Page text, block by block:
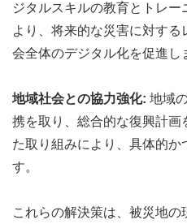
ジタルスキルの教育とトレ
より、将来的な災害に対す
会全体のデジタル化を促進し
地域社会との協力強化: 地域
携を取り、総合的な復興計画
た取り組みにより、具体的か
す。
これらの解決策は、被災地